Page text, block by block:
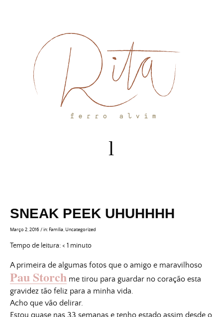
SNEAK PEEK UHUHHHH
Março 2, 2016 /in: Família Uncategorized
Tempo de leitura:< 1 minuto
A primeira de algumas fotos que o amigo e maravilhoso
Pau Storch me tirou para guardar no coração esta
gravidez tão feliz para a minha vida.
Acho que vão delirar.